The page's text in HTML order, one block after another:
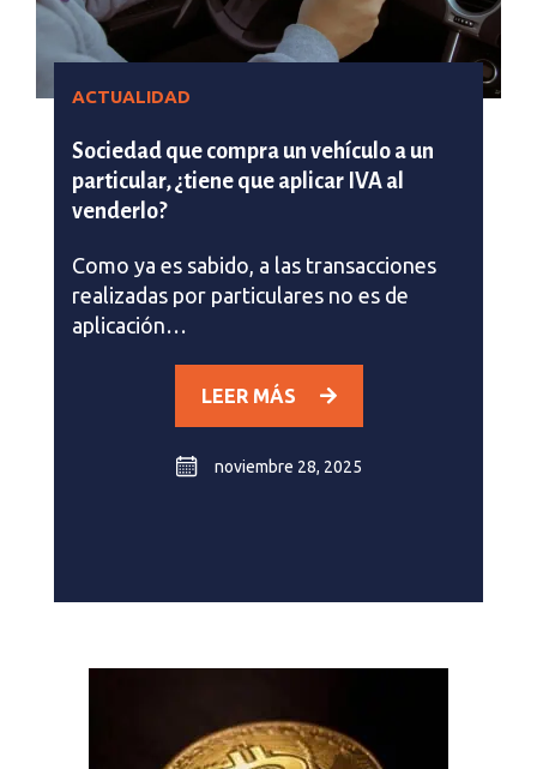
ACTUALIDAD
Sociedad que compra un vehículo a un
particular, ¿tiene que aplicar IVA al
venderlo?
Como ya es sabido, a las transacciones
realizadas por particulares no es de
aplicación…
LEER MÁS
noviembre 28, 2025